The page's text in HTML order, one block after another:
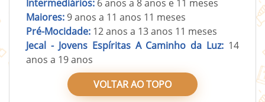
Intermediários: 6 anos a 8 anos e 11 meses
Maiores: 9 anos a 11 anos 11 meses
Pré-Mocidade: 12 anos a 13 anos 11 meses
Jecal - Jovens Espíritas A Caminho da Luz: 14
anos a 19 anos
VOLTAR AO TOPO